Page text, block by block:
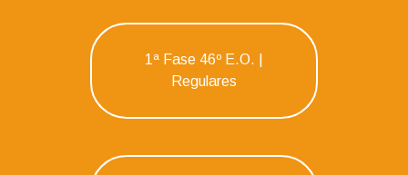
1ª Fase 46º E.O. |
Regulares